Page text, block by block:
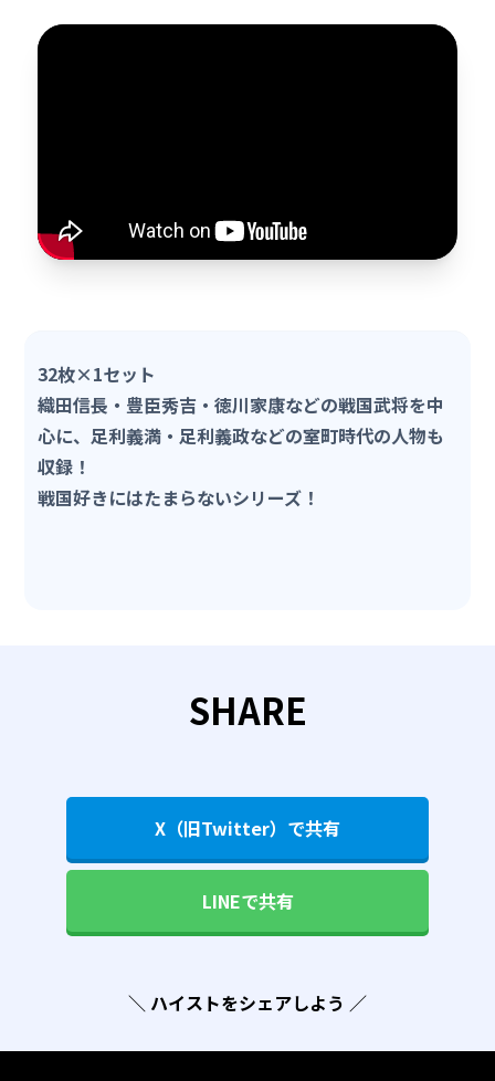
32枚×1セット
織田信長・豊臣秀吉・徳川家康などの戦国武将を中
心に、足利義満・足利義政などの室町時代の人物も
収録！
戦国好きにはたまらないシリーズ！
SHARE
X（旧Twitter）で共有
LINEで共有
＼ ハイストをシェアしよう ／